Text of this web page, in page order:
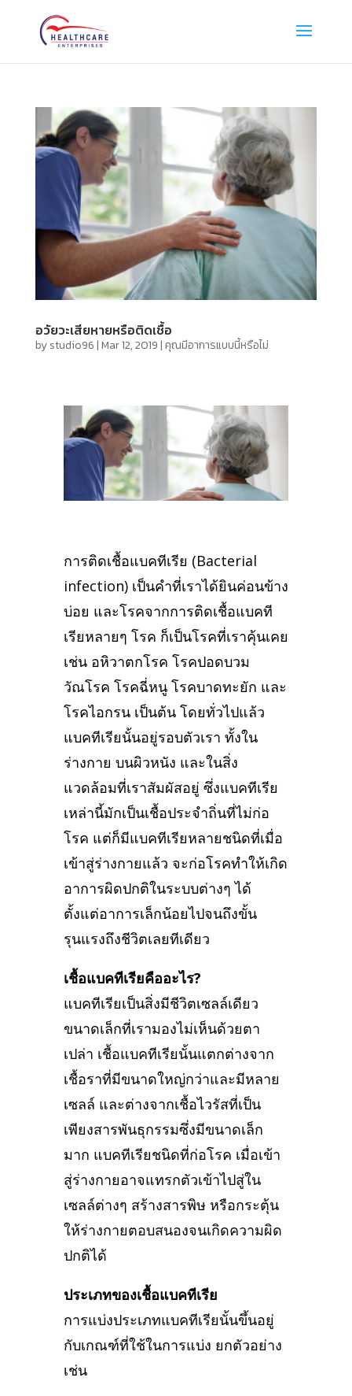
อวัยวะเสียหายหรือติดเชื้อ
bystudio96|Mar 12, 2019|คุณมีอาการแบบนี้หรือไม่
การติดเชื้อแบคทีเรีย (Bacterial
infection) เป็นคำที่เราได้ยินค่อนข้าง
บ่อย และโรคจากการติดเชื้อแบคที
เรียหลายๆ โรค ก็เป็นโรคที่เราคุ้นเคย
เช่น อหิวาตกโรค โรคปอดบวม
วัณโรค โรคฉี่หนู โรคบาดทะยัก และ
โรคไอกรน เป็นต้น โดยทั่วไปแล้ว
แบคทีเรียนั้นอยู่รอบตัวเรา ทั้งใน
ร่างกาย บนผิวหนัง และในสิ่ง
แวดล้อมที่เราสัมผัสอยู่ ซึ่งแบคทีเรีย
เหล่านี้มักเป็นเชื้อประจำถิ่นที่ไม่ก่อ
โรค แต่ก็มีแบคทีเรียหลายชนิดที่เมื่อ
เข้าสู่ร่างกายแล้ว จะก่อโรคทำให้เกิด
อาการผิดปกติในระบบต่างๆ ได้
ตั้งแต่อาการเล็กน้อยไปจนถึงขั้น
รุนแรงถึงชีวิตเลยทีเดียว
เชื้อแบคทีเรียคืออะไร?
แบคทีเรียเป็นสิ่งมีชีวิตเซลล์เดียว
ขนาดเล็กที่เรามองไม่เห็นด้วยตา
เปล่า เชื้อแบคทีเรียนั้นแตกต่างจาก
เชื้อราที่มีขนาดใหญ่กว่าและมีหลาย
เซลล์ และต่างจากเชื้อไวรัสที่เป็น
เพียงสารพันธุกรรมซึ่งมีขนาดเล็ก
มาก แบคทีเรียชนิดที่ก่อโรค เมื่อเข้า
สู่ร่างกายอาจแทรกตัวเข้าไปสู่ใน
เซลล์ต่างๆ สร้างสารพิษ หรือกระตุ้น
ให้ร่างกายตอบสนองจนเกิดความผิด
ปกติได้
ประเภทของเชื้อแบคทีเรีย
การแบ่งประเภทแบคทีเรียนั้นขึ้นอยู่
กับเกณฑ์ที่ใช้ในการแบ่ง ยกตัวอย่าง
เช่น